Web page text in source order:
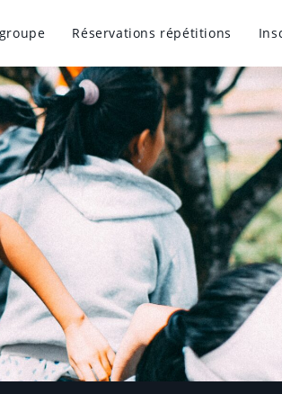
Réservations répétitions